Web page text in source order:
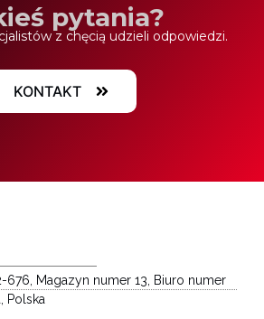
pytania?
z chęcią udzieli odpowiedzi.
KONTAKT
676, Magazyn numer 13, Biuro numer
Polska